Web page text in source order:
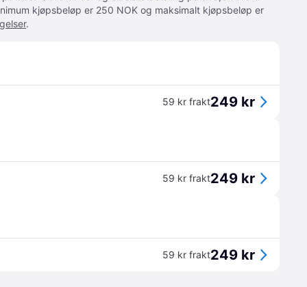
kjøpsbeløp er 250 NOK og maksimalt kjøpsbeløp er
.
59 kr frakt249 kr
59 kr frakt249 kr
59 kr frakt249 kr